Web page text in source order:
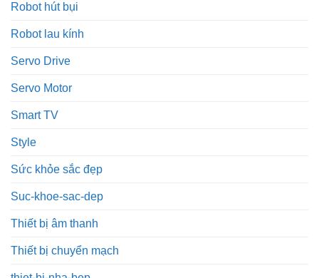
Robot hút bụi
Robot lau kính
Servo Drive
Servo Motor
Smart TV
Style
Sức khỏe sắc đẹp
Suc-khoe-sac-dep
Thiết bị âm thanh
Thiết bị chuyển mạch